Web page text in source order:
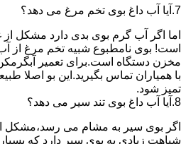
7.آیا آب داغ بوی تخم مرغ می دهد؟
اما اگر آب گرم بوی بدی دارد مشکل
است! بوی نامطبوع شبیه تخم مرغ از
مخزن دستگاه است.برای تعمیر
با همیاران تماس بگیرید.این بو اصلا
تمیز شود.
8.آیا آب داغ بوی تند سیر می دهد؟
اگر بوی سیر به مشام می رسد،مشکل
شباهت زیادی به بوی سیر دارد که